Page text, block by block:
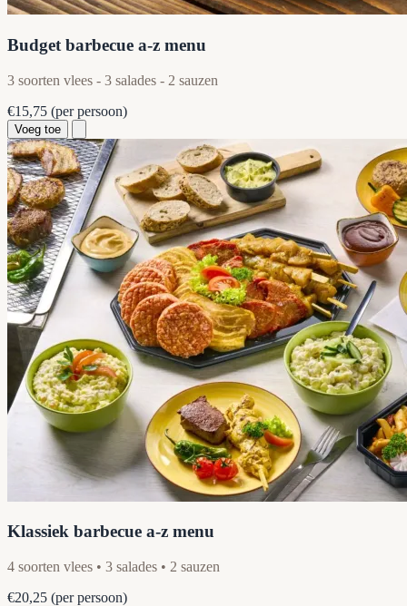
Budget barbecue a-z menu
3 soorten vlees - 3 salades - 2 sauzen
€15,75 (per persoon)
Voeg toe
Klassiek barbecue a-z menu
4 soorten vlees • 3 salades • 2 sauzen
€20,25 (per persoon)